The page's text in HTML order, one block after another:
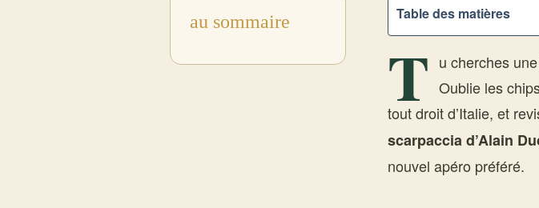
au sommaire Table des matières
T u cherches
Oublie les
tout droit d’Italie, et
scarpaccia d’Alain
nouvel apéro préféré.